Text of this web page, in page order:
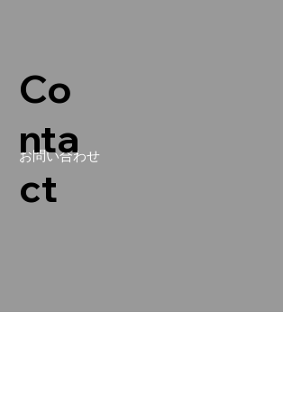
お問い合わせ
Co
nta
ct